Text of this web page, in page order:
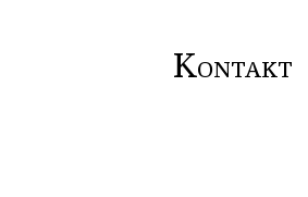
KONTAKT